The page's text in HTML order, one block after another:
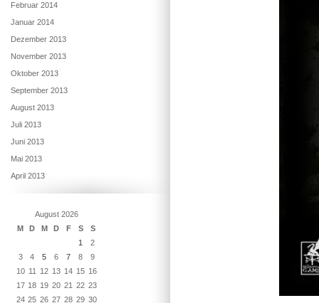
Februar 2014
Januar 2014
Dezember 2013
November 2013
Oktober 2013
September 2013
August 2013
Juli 2013
Juni 2013
Mai 2013
April 2013
August 2026
M
D M D F S
S
1
2
3
4 5 6 7 8
9
10 11 12 13 14 15 16
17 18 19 20 21 22 23
24 25 26 27 28 29 30